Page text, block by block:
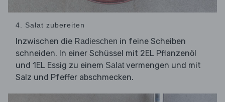
4. Salat zubereiten
Inzwischen die Radieschen in feine Scheiben
schneiden. In einer Schüssel mit 2EL Pflanzenöl
und 1EL Essig zu einem Salat vermengen und mit
Salz und Pfeffer abschmecken.